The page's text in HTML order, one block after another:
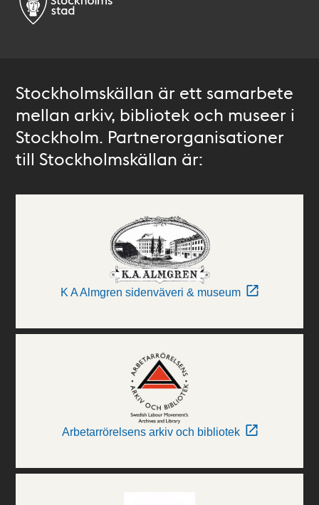
Stockholmskällan är ett samarbete
mellan arkiv, bibliotek och museer i
Stockholm. Partnerorganisationer
till Stockholmskällan är:
K A Almgren sidenväveri & museum
Arbetarrörelsens arkiv och bibliotek